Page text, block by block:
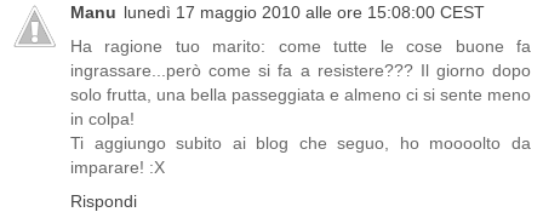
Manu lunedì 17 maggio 2010 alle ore 15:08:00 CEST
Ha ragione tuo marito: come tutte le cose buone fa
ingrassare...però come si fa a resistere??? Il giorno dopo
solo frutta, una bella passeggiata e almeno ci si sente meno
in colpa!
Ti aggiungo subito ai blog che seguo, ho moooolto da
imparare! :X
Rispondi